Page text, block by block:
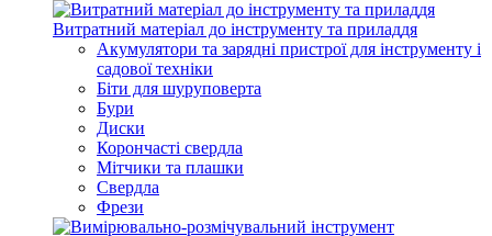
Витратний матеріал до інструменту та приладдя
Акумулятори та зарядні пристрої для інструменту і
садової техніки
Біти для шуруповерта
Бури
Диски
Корончасті свердла
Мітчики та плашки
Свердла
Фрези